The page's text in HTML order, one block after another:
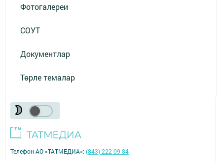
Фотогалереи
СОУТ
Документлар
Төрле темалар
Телефон АО «ТАТМЕДИА»:(843) 222 09 84